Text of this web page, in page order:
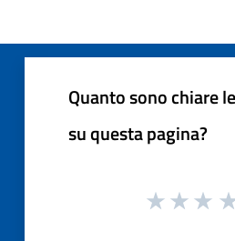
Quanto sono chiare
su questa pagina?